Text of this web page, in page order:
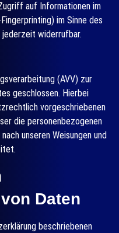
auf Informationen im
im Sinne des
jederzeit widerrufbar.
(AVV) zur
geschlossen. Hierbei
vorgeschriebenen
die personenbezogenen
unseren Weisungen und
Daten
beschriebenen